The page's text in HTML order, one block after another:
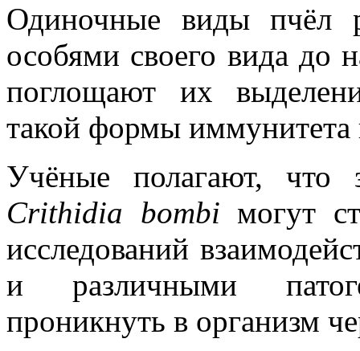
Одиночные виды пчёл
особями своего вида до
поглощают их
такой формы иммунитета
Учёные полагают, что
Crithidia bombi могут
исследований
и различными
проникнуть в организм